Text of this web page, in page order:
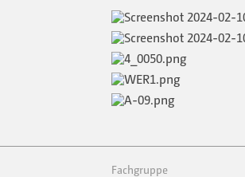
Fachgruppe